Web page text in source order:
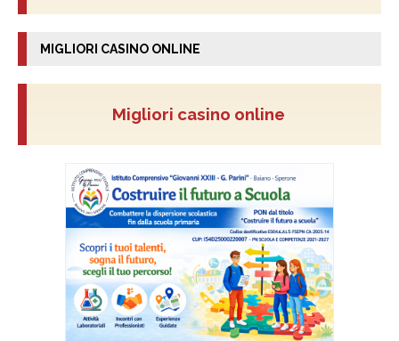
MIGLIORI CASINO ONLINE
Migliori casino online